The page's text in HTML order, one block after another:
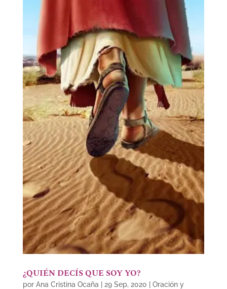
¿QUIÉN DECÍS QUE SOY YO?
por Ana Cristina Ocaña 29 Sep, 2020
Oración y